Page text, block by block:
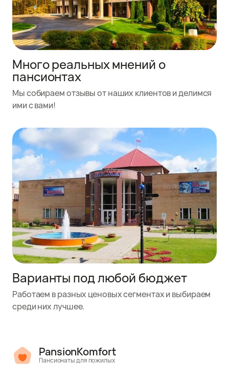
Много реальных мнений о
пансионтах
Мы собираем отзывы от наших клиентов и делимся
ими с вами!
Варианты под любой бюджет
Работаем в разных ценовых сегментах и выбираем
среди них лучшее.
PansionKomfort
Пансионаты для пожилых